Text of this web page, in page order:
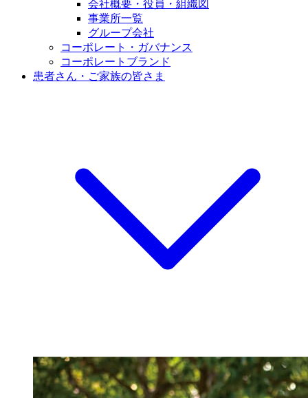
会社概要・役員・組織図
事業所一覧
グループ会社
コーポレート・ガバナンス
コーポレートブランド
患者さん・ご家族の皆さま